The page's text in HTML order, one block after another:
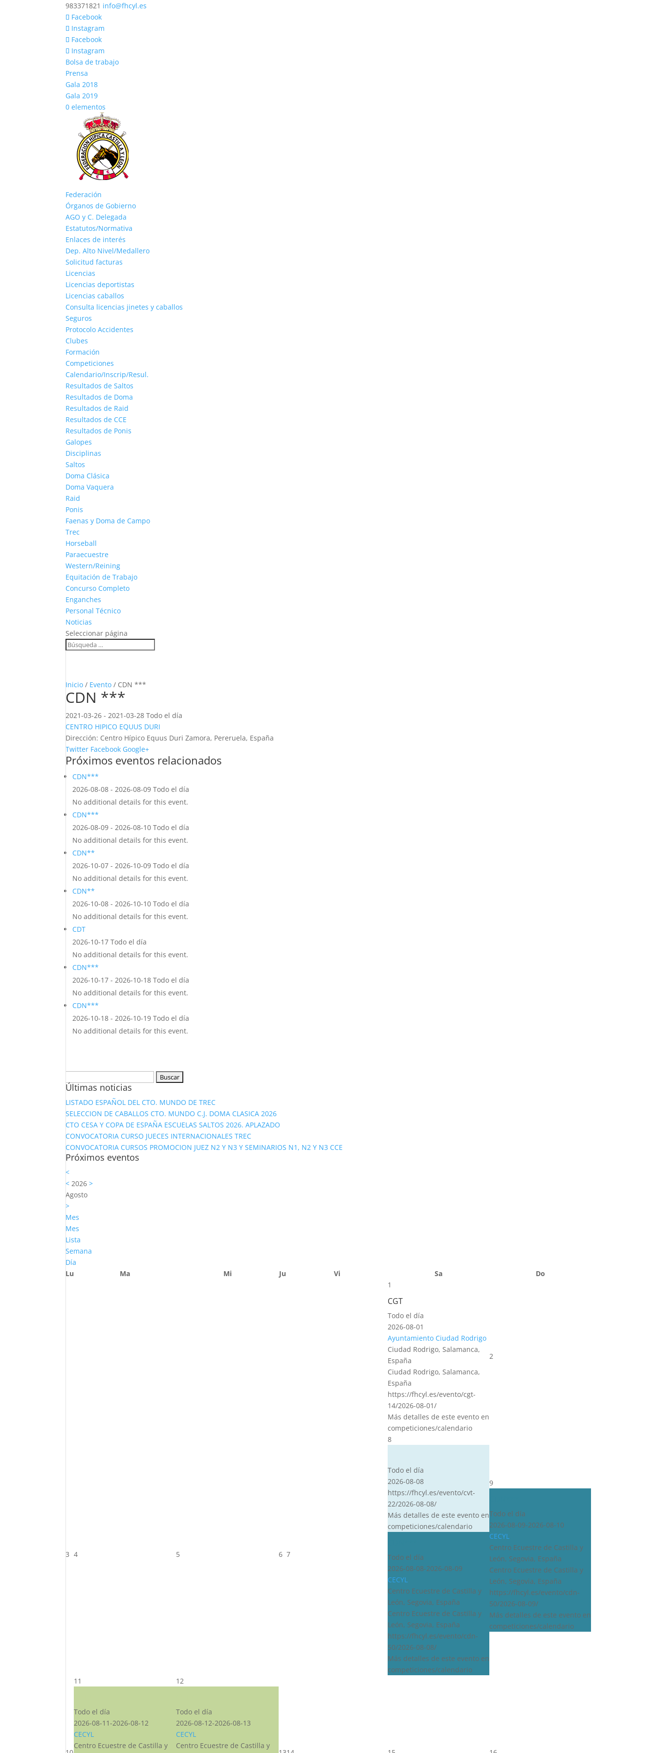
983371821 info@fhcyl.es
Facebook
Instagram
Facebook
Instagram
Bolsa de trabajo
Prensa
Gala 2018
Gala 2019
0 elementos
Federación
Órganos de Gobierno
AGO y C. Delegada
Estatutos/Normativa
Enlaces de interés
Dep. Alto Nivel/Medallero
Solicitud facturas
Licencias
Licencias deportistas
Licencias caballos
Consulta licencias jinetes y caballos
Seguros
Protocolo Accidentes
Clubes
Formación
Competiciones
Calendario/Inscrip/Resul.
Resultados de Saltos
Resultados de Doma
Resultados de Raid
Resultados de CCE
Resultados de Ponis
Galopes
Disciplinas
Saltos
Doma Clásica
Doma Vaquera
Raid
Ponis
Faenas y Doma de Campo
Trec
Horseball
Paraecuestre
Western/Reining
Equitación de Trabajo
Concurso Completo
Enganches
Personal Técnico
Noticias
Seleccionar página
Inicio / Evento / CDN ***
CDN ***
2021-03-26 - 2021-03-28 Todo el día
CENTRO HIPICO EQUUS DURI
Dirección: Centro Hípico Equus Duri Zamora, Pereruela, España
Twitter Facebook Google+
Próximos eventos relacionados
CDN***
2026-08-08 - 2026-08-09 Todo el día
No additional details for this event.
CDN***
2026-08-09 - 2026-08-10 Todo el día
No additional details for this event.
CDN**
2026-10-07 - 2026-10-09 Todo el día
No additional details for this event.
CDN**
2026-10-08 - 2026-10-10 Todo el día
No additional details for this event.
CDT
2026-10-17 Todo el día
No additional details for this event.
CDN***
2026-10-17 - 2026-10-18 Todo el día
No additional details for this event.
CDN***
2026-10-18 - 2026-10-19 Todo el día
No additional details for this event.
Últimas noticias
LISTADO ESPAÑOL DEL CTO. MUNDO DE TREC
SELECCION DE CABALLOS CTO. MUNDO C.J. DOMA CLASICA 2026
CTO CESA Y COPA DE ESPAÑA ESCUELAS SALTOS 2026. APLAZADO
CONVOCATORIA CURSO JUECES INTERNACIONALES TREC
CONVOCATORIA CURSOS PROMOCION JUEZ N2 Y N3 Y SEMINARIOS N1, N2 Y N3 CCE
Próximos eventos
<
< 2026>
Agosto
>
Mes
Mes
Lista
Semana
Día
Lu
Ma Mi Ju Vi Sa
Do
1
CGT
Todo el día
2026-08-01
Ayuntamiento Ciudad Rodrigo
Ciudad Rodrigo, Salamanca,
España
Ciudad Rodrigo, Salamanca,
España
https://fhcyl.es/evento/cgt-
14/2026-08-01/
Más detalles de este evento en
competiciones/calendario
2
3 4 5 6 7
8
Todo el día
2026-08-08
https://fhcyl.es/evento/cvt-
22/2026-08-08/
Más detalles de este evento en
competiciones/calendario
Todo el día
2026-08-08-2026-08-09
CECYL
Centro Ecuestre de Castilla y
León, Segovia, España
Centro Ecuestre de Castilla y
León, Segovia, España
https://fhcyl.es/evento/cdn-
50/2026-08-08/
Más detalles de este evento en
competiciones/calendario
9
Todo el día
2026-08-09-2026-08-10
CECYL
Centro Ecuestre de Castilla y
León, Segovia, España
Centro Ecuestre de Castilla y
León, Segovia, España
https://fhcyl.es/evento/cdn-
50/2026-08-09/
Más detalles de este evento en
competiciones/calendario
11
Todo el día
2026-08-11-2026-08-12
CECYL
Centro Ecuestre de Castilla y
12
Todo el día
2026-08-12-2026-08-13
CECYL
Centro Ecuestre de Castilla y